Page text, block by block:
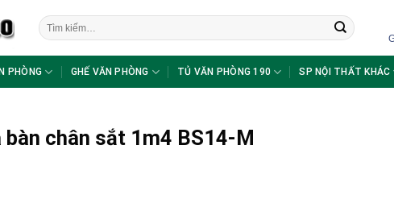
Tìm
kiếm:
PHÒNG GHẾ VĂN PHÒNG TỦ VĂN PHÒNG 190 SP NỘI THẤT KHÁC
chân sắt 1m4 BS14-M